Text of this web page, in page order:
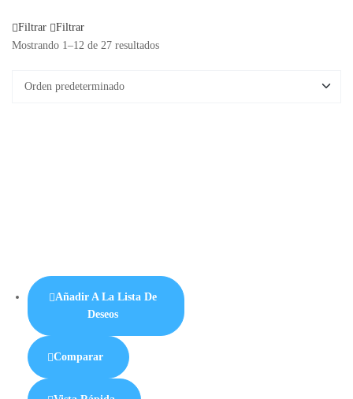
Filtrar
Filtrar
Mostrando 1–12 de 27 resultados
Añadir A La Lista De
Deseos
Comparar